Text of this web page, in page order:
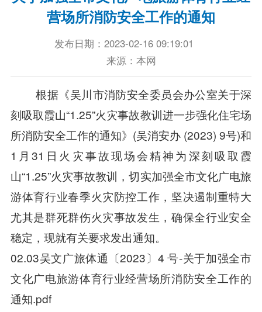
营场所消防安全工作的通知
发布日期：2023-02-16 09:19:01
来源：本网
根据《吴川市消防安全委员会办公室关于深
刻吸取霞山“1.25”火灾事故教训进一步强化住宅场
所消防安全工作的通知》(吴消安办 (2023) 9号)和
1月31日火灾事故现场会精神为深刻吸取霞
山“1.25”火灾事故教训，切实加强全市文化广电旅
游体育行业春季火灾防控工作，坚决遏制重特大
尤其是群死群伤火灾事故发生，确保全行业安全
稳定，现就有关要求发出通知。
02.03吴文广旅体通〔2023〕4 号-关于加强全市
文化广电旅游体育行业经营场所消防安全工作的
通知.pdf